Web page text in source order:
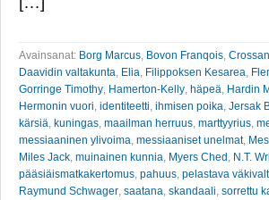
Avainsanat: Borg Marcus Bovon Franqois
Daavidin valtakunta Elia Filippoksen Kesarea
Gorringe Timothy Hamerton-Kelly häpeä Hardin
Hermonin vuori identiteetti ihmisen poika Jersak
kärsiä kuningas maailman herruus marttyyrius
messiaaninen ylivoima messiaaniset unelmat,
Miles Jack muinainen kunnia Myers Ched N.T.
pääsiäismatkakertomus pahuus pelastava
Raymund Schwager saatana skandaali sorrettu